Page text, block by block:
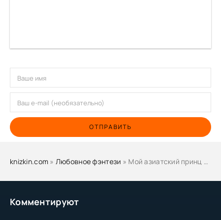
Комментируют
ОТПРАВИТЬ
knizkin.com » Любовное фэнтези » Мой азиатский принц 3 - Джейд Дэвлин, Карбон Лис